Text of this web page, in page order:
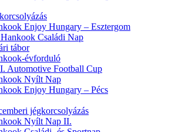
Enjoy Hungary – Esztergom
Családi Nap
tábor
évforduló
Automotive Football Cup
Nyílt Nap
Enjoy Hungary – Pécs
jégkorcsolyázás
Nyílt Nap II.